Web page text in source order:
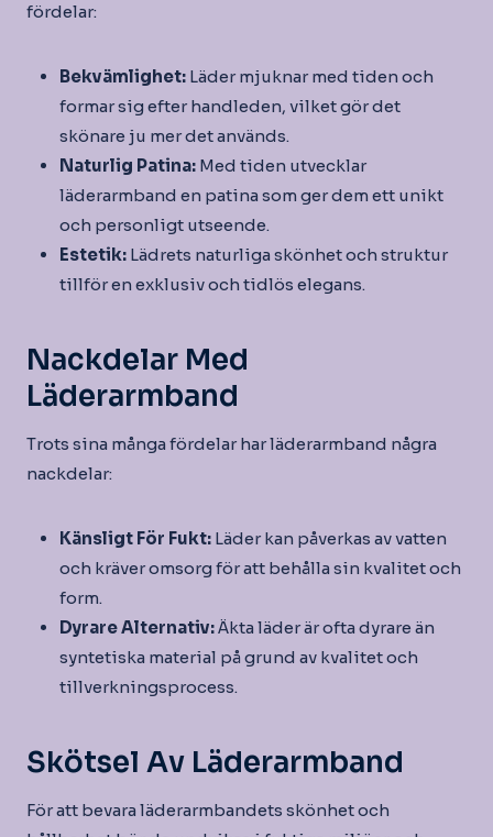
fördelar:
Bekvämlighet: Läder mjuknar med tiden och
formar sig efter handleden, vilket gör det
skönare ju mer det används.
Naturlig Patina: Med tiden utvecklar
läderarmband en patina som ger dem ett unikt
och personligt utseende.
Estetik: Lädrets naturliga skönhet och struktur
tillför en exklusiv och tidlös elegans.
Nackdelar Med
Läderarmband
Trots sina många fördelar har läderarmband några
nackdelar:
Känsligt För Fukt: Läder kan påverkas av vatten
och kräver omsorg för att behålla sin kvalitet och
form.
Dyrare Alternativ:Äkta läder är ofta dyrare än
syntetiska material på grund av kvalitet och
tillverkningsprocess.
Skötsel Av Läderarmband
För att bevara läderarmbandets skönhet och